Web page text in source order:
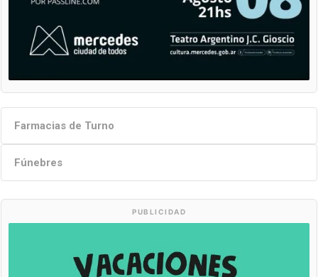
Farmacias de Turno
Fúnebres
PUBLICIDAD